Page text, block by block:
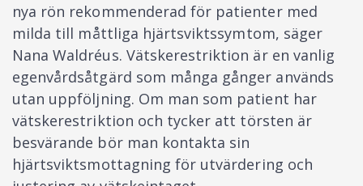
nya rön rekommenderad för patienter med
milda till måttliga hjärtsviktssymtom, säger
Nana Waldréus. Vätskerestriktion är en vanlig
egenvårdsåtgärd som många gånger används
utan uppföljning. Om man som patient har
vätskerestriktion och tycker att törsten är
besvärande bör man kontakta sin
hjärtsviktsmottagning för utvärdering och